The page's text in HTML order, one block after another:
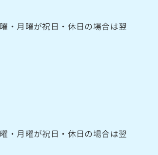
・月曜が祝日・休日の場合は翌
・月曜が祝日・休日の場合は翌